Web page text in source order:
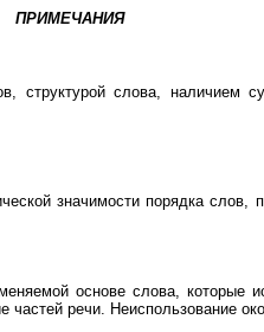
ПРИМЕЧАНИЯ
структурой слова, наличием
значимости порядка
основе слова,
частей речи. Неиспользование